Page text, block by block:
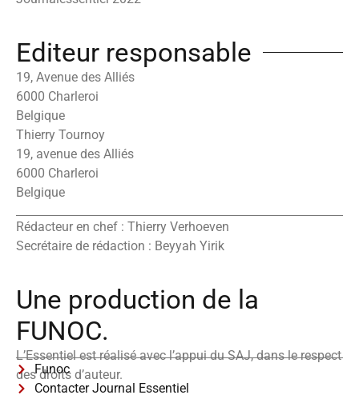
Editeur responsable
19, Avenue des Alliés
6000 Charleroi
Belgique
Thierry Tournoy
19, avenue des Alliés
6000 Charleroi
Belgique
Rédacteur en chef : Thierry Verhoeven
Secrétaire de rédaction : Beyyah Yirik
Une production de la
FUNOC.
L’Essentiel est réalisé avec l’appui du SAJ, dans le respect
des droits d’auteur.
Funoc
Contacter Journal Essentiel